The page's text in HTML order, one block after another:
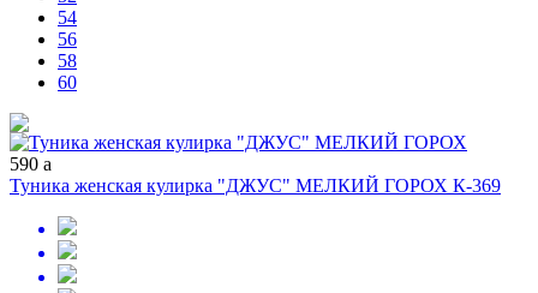
54
56
58
60
590 a
Туника женская кулирка "ДЖУС" МЕЛКИЙ ГОРОХ К-369